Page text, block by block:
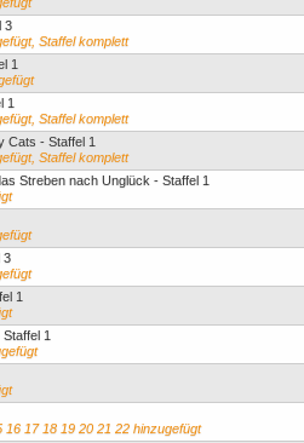
3
Staffel komplett
1
1
Staffel komplett
Cats - Staffel 1
Staffel komplett
Streben nach Unglück - Staffel 1
3
1
1
16 17 18 19 20 21 22 hinzugefügt